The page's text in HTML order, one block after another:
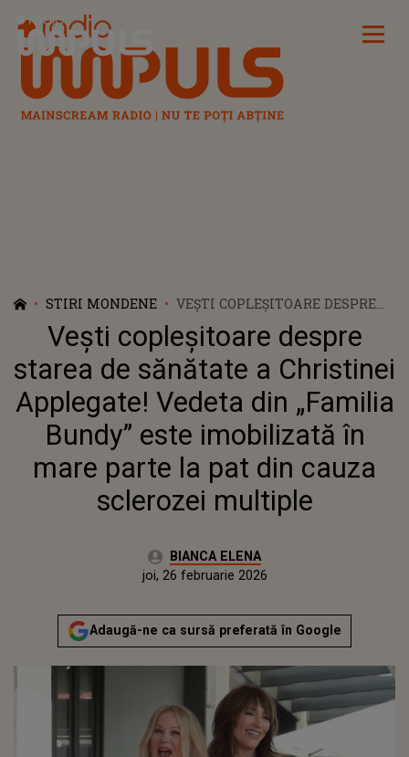
Radio Impuls
STIRI MONDENE
VEȘTI COPLEȘITOARE DESPRE
STAREA DE SĂNĂTATE A
CHRISTINEI APPLEGATE!
VEDETA DIN „FAMILIA BUNDY”
ESTE IMOBILIZATĂ ÎN MARE
PARTE LA PAT DIN CAUZA
SCLEROZEI MULTIPLE
Vești copleșitoare despre
starea de sănătate a Christinei
Applegate! Vedeta din „Familia
Bundy” este imobilizată în
mare parte la pat din cauza
sclerozei multiple
Autor:BIANCA ELENA
Actualizat:
joi, 26 februarie 2026
Adaugă-ne ca sursă preferată în Google